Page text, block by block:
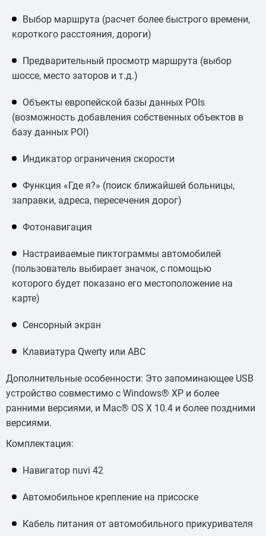
Выбор маршрута (расчет более быстрого времени,
короткого расстояния, дороги)
Предварительный просмотр маршрута (выбор
шоссе, место заторов и т.д.)
Объекты европейской базы данных POIs
(возможность добавления собственных объектов в
базу данных POI)
Индикатор ограничения скорости
Функция «Где я?» (поиск ближайшей больницы,
заправки, адреса, пересечения дорог)
Фотонавигация
Настраиваемые пиктограммы автомобилей
(пользователь выбирает значок, с помощью
которого будет показано его местоположение на
карте)
Сенсорный экран
Клавиатура Qwerty или ABC
Дополнительные особенности: Это запоминающее USB
устройство совместимо с Windows® XP и более
ранними версиями, и Mac® OS X 10.4 и более поздними
версиями.
Комплектация:
Навигатор nuvi 42
Автомобильное крепление на присоске
Кабель питания от автомобильного прикуривателя